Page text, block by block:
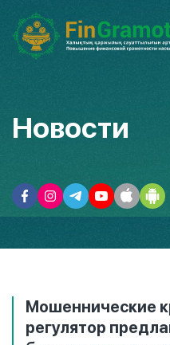
Новости
Мошеннические
регулятор